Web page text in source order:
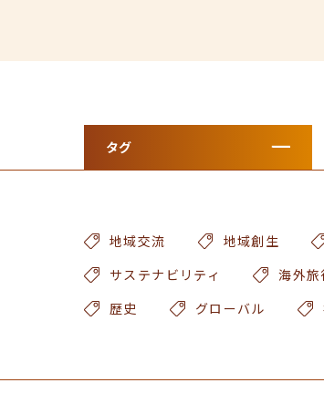
タグ
地域交流 地域創生
サステナビリティ
海外旅
歴史
グローバル